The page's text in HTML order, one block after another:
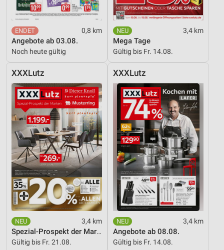
0,8 km
Angebote ab 03.08.
Noch heute gültig
3,4 km
Mega Tage
Gültig bis Fr. 14.08.
XXXLutz
3,4 km
Spezial-Prospekt der Marken
Gültig bis Fr. 21.08.
XXXLutz
3,4 km
Angebote ab 08.08.
Gültig bis Fr. 14.08.
Entwicklung und Verbesserung der Angebote
Inhalten
IAB-Besonderheiten:
Geräte anhand von aktiv angeforderten
Informationen identifizieren
Nicht-IAB-Verarbeitungszwecke:
Notwendig
Performance
Funktional
Werbung